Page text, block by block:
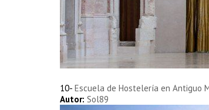
10- Escuela de Hostelería en Antiguo
Autor: Sol89